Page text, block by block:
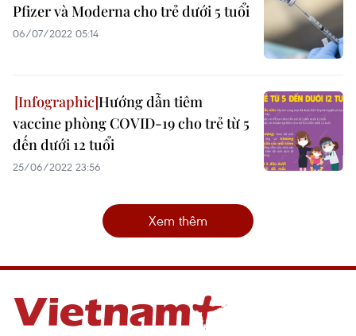
Pfizer và Moderna cho trẻ dưới 5 tuổi
06/07/2022 05:14
Hướng dẫn tiêm
vaccine phòng COVID-19 cho trẻ từ 5
đến dưới 12 tuổi
25/06/2022 23:56
Xem thêm